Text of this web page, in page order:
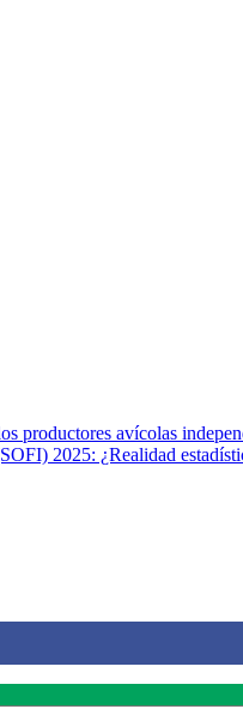
productores avícolas
2025: ¿Realidad